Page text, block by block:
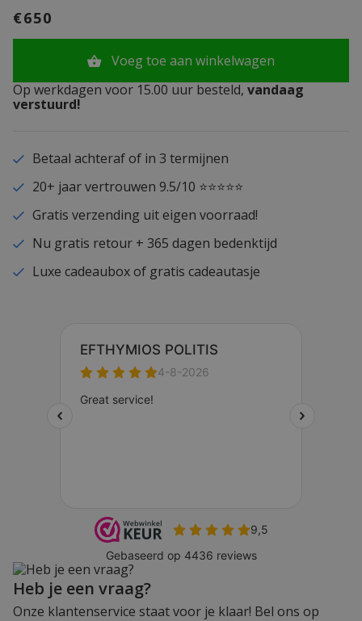
€650
Voeg toe aan winkelwagen
Op werkdagen voor 15.00 uur besteld, vandaag
verstuurd!
Betaal achteraf of in 3 termijnen
20+ jaar vertrouwen 9.5/10 ⭐⭐⭐⭐⭐
Gratis verzending uit eigen voorraad!
Nu gratis retour + 365 dagen bedenktijd
Luxe cadeaubox of gratis cadeautasje
Heb je een vraag?
Onze klantenservice staat voor je klaar! Bel ons op